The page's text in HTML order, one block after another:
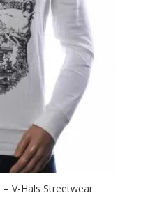
– V-Hals Streetwear